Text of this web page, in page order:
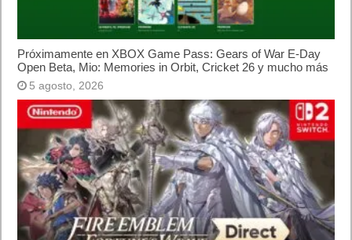
Próximamente en XBOX Game Pass: Gears of War E-Day
Open Beta, Mio: Memories in Orbit, Cricket 26 y mucho más
5 agosto, 2026